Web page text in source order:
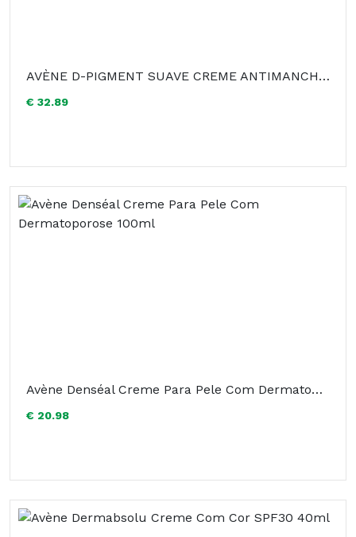
AVÈNE D-PIGMENT SUAVE CREME ANTIMANCHAS 30ML
€ 32.89
Avène Denséal Creme Para Pele Com Dermatoporose 100ml
€ 20.98